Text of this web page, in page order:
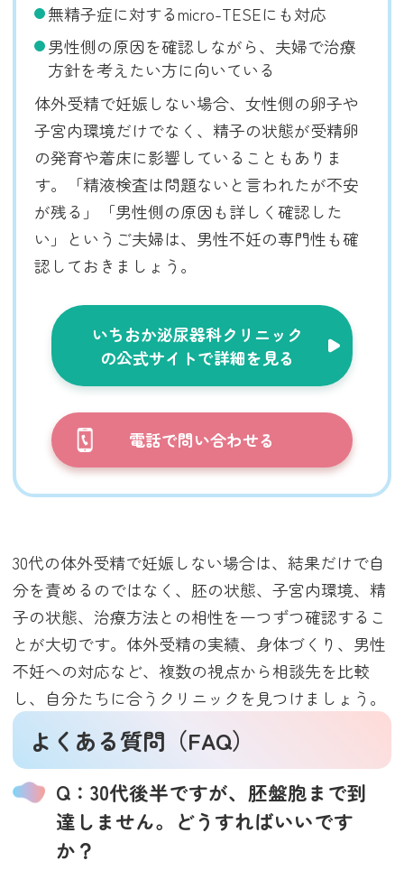
無精子症に対するmicro-TESEにも対応
男性側の原因を確認しながら、夫婦で治療
方針を考えたい方に向いている
体外受精で妊娠しない場合、女性側の卵子や
子宮内環境だけでなく、精子の状態が受精卵
の発育や着床に影響していることもありま
す。「精液検査は問題ないと言われたが不安
が残る」「男性側の原因も詳しく確認した
い」というご夫婦は、男性不妊の専門性も確
認しておきましょう。
いちおか泌尿器科クリニック
の公式サイトで詳細を見る
電話で問い合わせる
30代の体外受精で妊娠しない場合は、結果だけで自
分を責めるのではなく、胚の状態、子宮内環境、精
子の状態、治療方法との相性を一つずつ確認するこ
とが大切です。体外受精の実績、身体づくり、男性
不妊への対応など、複数の視点から相談先を比較
し、自分たちに合うクリニックを見つけましょう。
よくある質問（FAQ）
Q：30代後半ですが、胚盤胞まで到
達しません。どうすればいいです
か？